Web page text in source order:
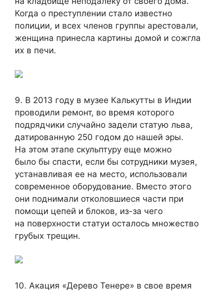
Когда о преступлении стало известно
полиции, и всех членов группы арестовали,
женщина принесла картины домой и сожгла
их в печи.
9. В 2013 году в музее Калькутты в Индии
проводили ремонт, во время которого
подрядчики случайно задели статую льва,
датированную 250 годом до нашей эры.
На этом этапе скульптуру еще можно
было бы спасти, если бы сотрудники музея,
устанавливая ее на место, использовали
современное оборудование. Вместо этого
они поднимали отколовшиеся части при
помощи цепей и блоков, из-за чего
на поверхности статуи осталось множество
грубых трещин.
10. Акация «Дерево Тенере» в свое время